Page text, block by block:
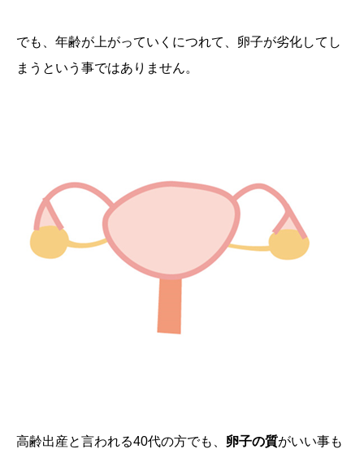
でも、年齢が上がっていくにつれて、卵子が劣化してし
まうという事ではありません。
高齢出産と言われる40代の方でも、 卵子の質がいい事も